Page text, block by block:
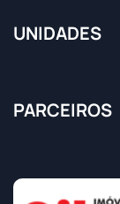
UNIDADES
PARCEIROS